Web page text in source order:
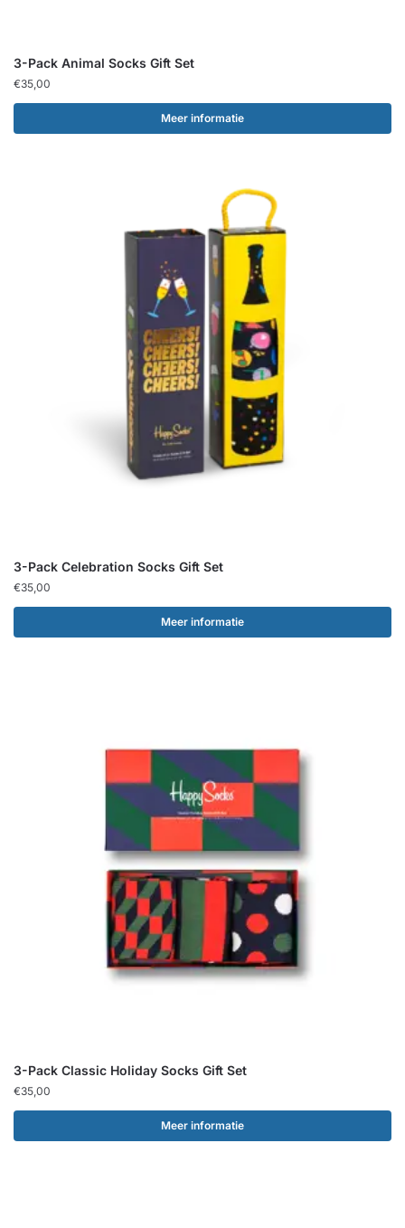
3-Pack Animal Socks Gift Set
€35,00
Meer informatie
3-Pack Celebration Socks Gift Set
€35,00
Meer informatie
3-Pack Classic Holiday Socks Gift Set
€35,00
Meer informatie